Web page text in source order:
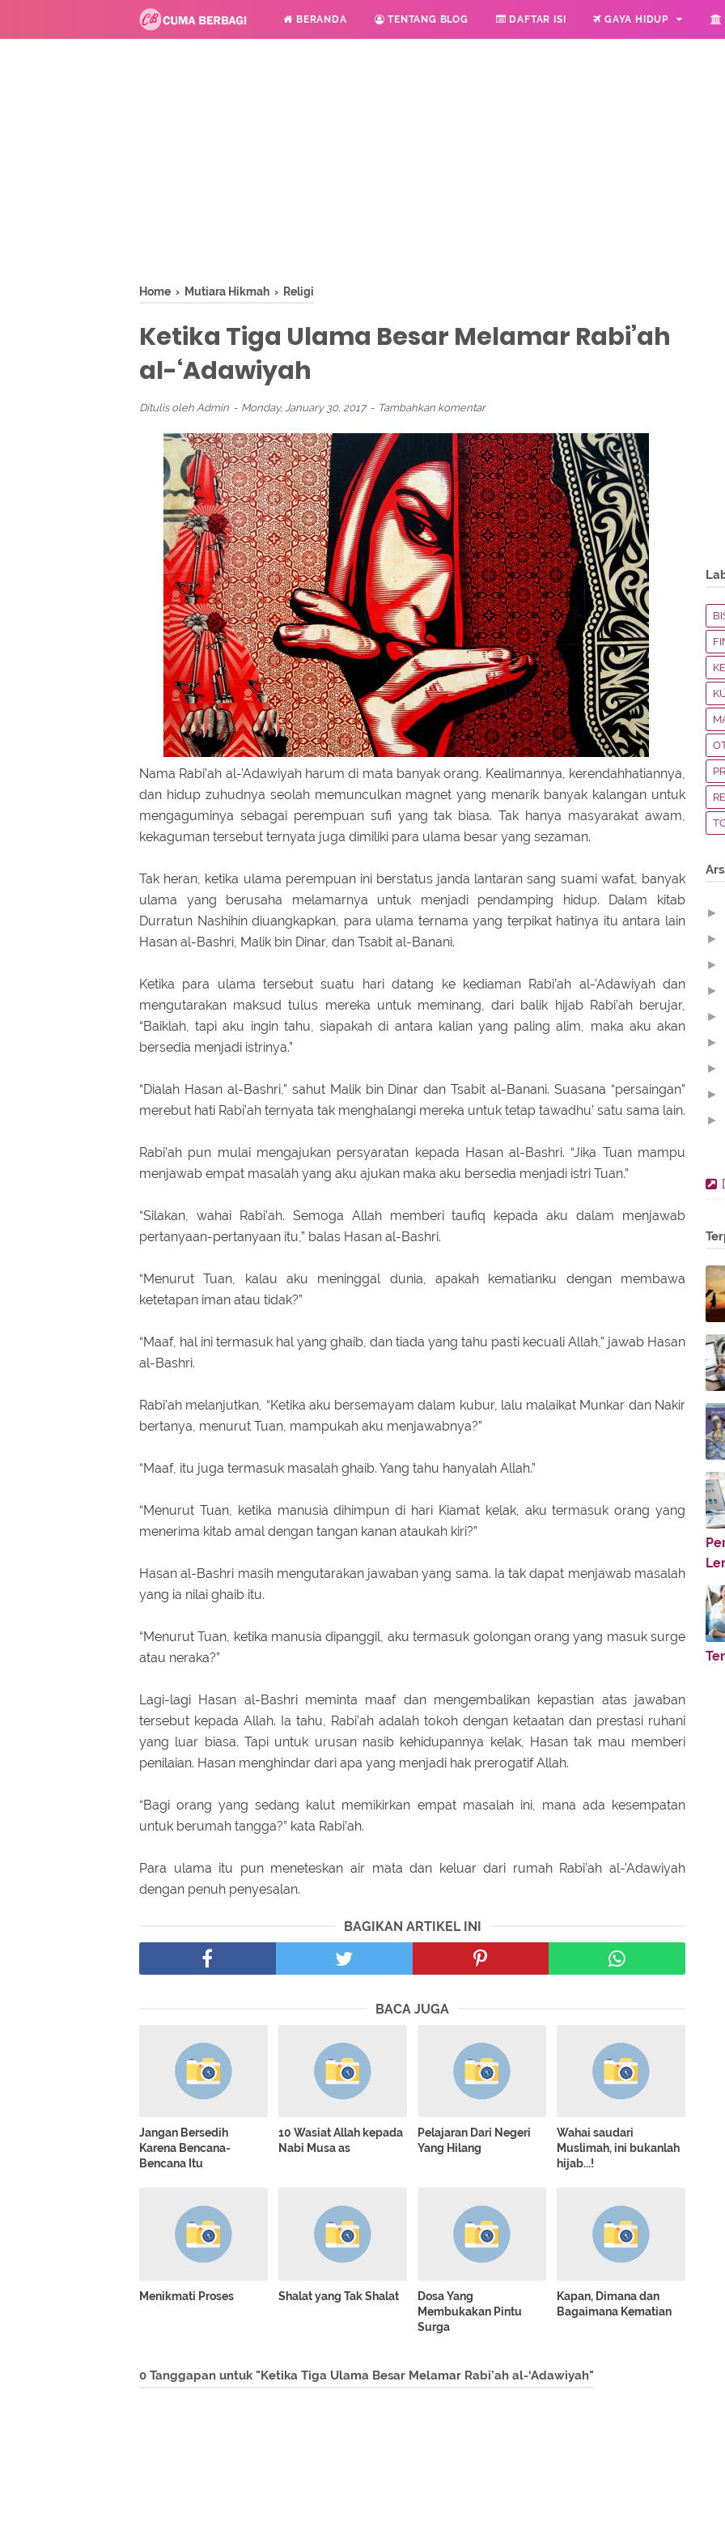
BERANDA TENTANG BLOG DAFTAR ISI GAYA HIDUP
Home › Mutiara Hikmah › Religi
Ketika Tiga Ulama Besar Melamar Rabi’ah
al-‘Adawiyah
Ditulis oleh Admin Monday, January 30, 2017 Tambahkan komentar
Nama Rabi’ah al-’Adawiyah harum di mata banyak orang. Kealimannya, kerendahhatiannya,
dan hidup zuhudnya seolah memunculkan magnet yang menarik banyak kalangan untuk
mengaguminya sebagai perempuan sufi yang tak biasa. Tak hanya masyarakat awam,
kekaguman tersebut ternyata juga dimiliki para ulama besar yang sezaman.
Tak heran, ketika ulama perempuan ini berstatus janda lantaran sang suami wafat, banyak
ulama yang berusaha melamarnya untuk menjadi pendamping hidup. Dalam kitab
Durratun Nashihin diuangkapkan, para ulama ternama yang terpikat hatinya itu antara lain
Hasan al-Bashri, Malik bin Dinar, dan Tsabit al-Banani.
Ketika para ulama tersebut suatu hari datang ke kediaman Rabi’ah al-’Adawiyah dan
mengutarakan maksud tulus mereka untuk meminang, dari balik hijab Rabi’ah berujar,
“Baiklah, tapi aku ingin tahu, siapakah di antara kalian yang paling alim, maka aku akan
bersedia menjadi istrinya.”
“Dialah Hasan al-Bashri,” sahut Malik bin Dinar dan Tsabit al-Banani. Suasana “persaingan”
merebut hati Rabi’ah ternyata tak menghalangi mereka untuk tetap tawadhu’ satu sama lain.
Rabi’ah pun mulai mengajukan persyaratan kepada Hasan al-Bashri. “Jika Tuan mampu
menjawab empat masalah yang aku ajukan maka aku bersedia menjadi istri Tuan.”
“Silakan, wahai Rabi’ah. Semoga Allah memberi taufiq kepada aku dalam menjawab
pertanyaan-pertanyaan itu,” balas Hasan al-Bashri.
“Menurut Tuan, kalau aku meninggal dunia, apakah kematianku dengan membawa
ketetapan iman atau tidak?”
“Maaf, hal ini termasuk hal yang ghaib, dan tiada yang tahu pasti kecuali Allah,” jawab Hasan
al-Bashri.
Rabi’ah melanjutkan, “Ketika aku bersemayam dalam kubur, lalu malaikat Munkar dan Nakir
bertanya, menurut Tuan, mampukah aku menjawabnya?”
“Maaf, itu juga termasuk masalah ghaib. Yang tahu hanyalah Allah.”
“Menurut Tuan, ketika manusia dihimpun di hari Kiamat kelak, aku termasuk orang yang
menerima kitab amal dengan tangan kanan ataukah kiri?”
Hasan al-Bashri masih mengutarakan jawaban yang sama. Ia tak dapat menjawab masalah
yang ia nilai ghaib itu.
“Menurut Tuan, ketika manusia dipanggil, aku termasuk golongan orang yang masuk surge
atau neraka?”
Lagi-lagi Hasan al-Bashri meminta maaf dan mengembalikan kepastian atas jawaban
tersebut kepada Allah. Ia tahu, Rabi’ah adalah tokoh dengan ketaatan dan prestasi ruhani
yang luar biasa. Tapi untuk urusan nasib kehidupannya kelak, Hasan tak mau memberi
penilaian. Hasan menghindar dari apa yang menjadi hak prerogatif Allah.
“Bagi orang yang sedang kalut memikirkan empat masalah ini, mana ada kesempatan
untuk berumah tangga?” kata Rabi’ah.
Para ulama itu pun meneteskan air mata dan keluar dari rumah Rabi’ah al-’Adawiyah
dengan penuh penyesalan.
BAGIKAN ARTIKEL INI
BACA JUGA
Jangan Bersedih
Karena Bencana-
Bencana Itu
10 Wasiat Allah kepada
Nabi Musa as
Pelajaran Dari Negeri
Yang Hilang
Wahai saudari
Muslimah, ini bukanlah
hijab...!
Menikmati Proses Shalat yang Tak Shalat
Dosa Yang
Membukakan Pintu
Surga
Kapan, Dimana dan
Bagaimana Kematian
0 Tanggapan untuk "Ketika Tiga Ulama Besar Melamar Rabi’ah al-‘Adawiyah"
►
►
►
►
►
►
►
►
►